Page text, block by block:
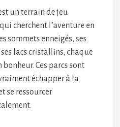
un terrain de jeu
cherchent l’aventure en
sommets enneigés, ses
lacs cristallins, chaque
Ces parcs sont
échapper à la
se ressourcer